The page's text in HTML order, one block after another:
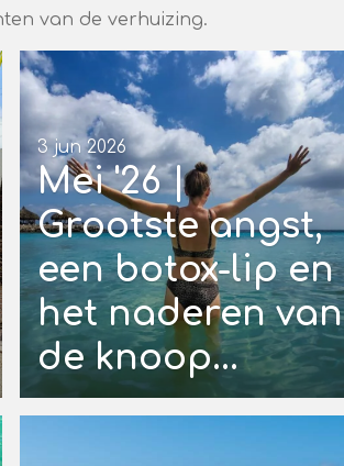
van de verhuizing.
Mei '26 |
Grootste angst,
een botox-lip en
het naderen van
de knoop...
3 jun 2026